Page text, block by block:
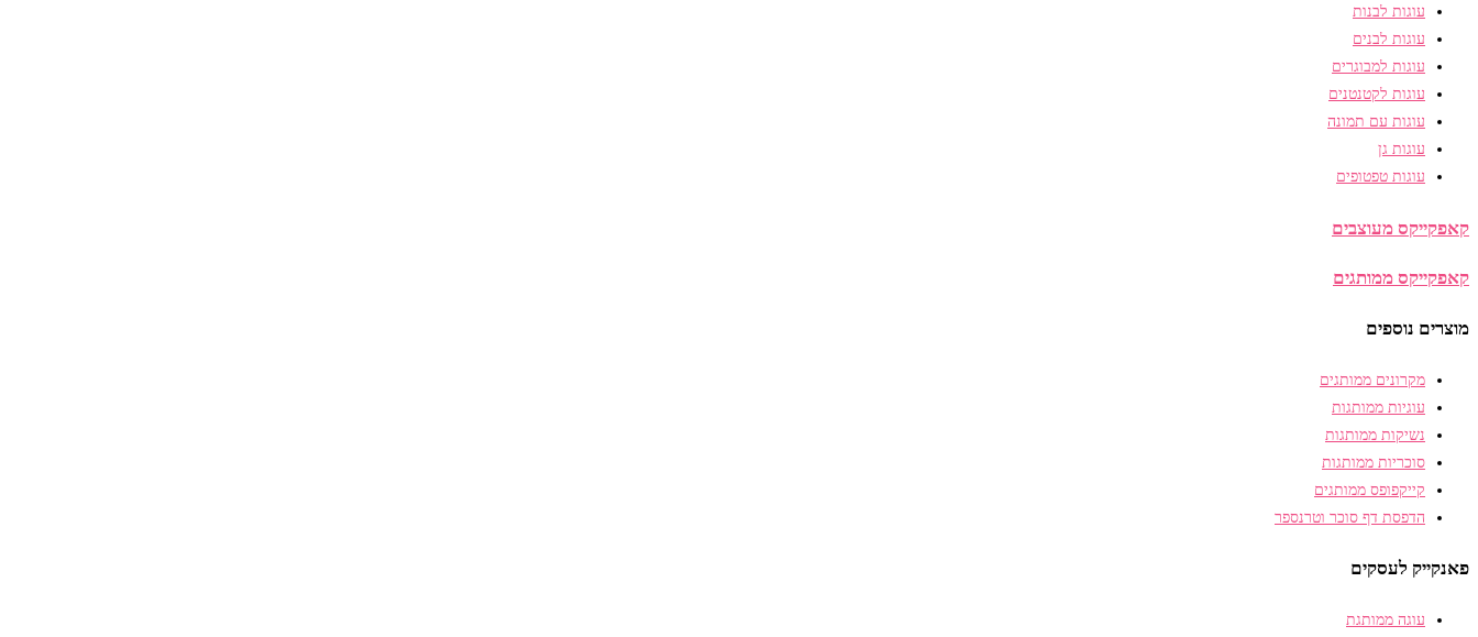
עוגות לבנות
עוגות לבנים
עוגות למבוגרים
עוגות לקטנטנים
עוגות עם תמונה
עוגות גן
עוגות טפטופים
קאפקייקס מעוצבים
קאפקייקס ממותגים
מוצרים נוספים
מקרונים ממותגים
עוגיות ממותגות
נשיקות ממותגות
סוכריות ממותגות
קייקפופס ממותגים
הדפסת דף סוכר וטרנספר
פאנקייק לעסקים
עוגה ממותגת